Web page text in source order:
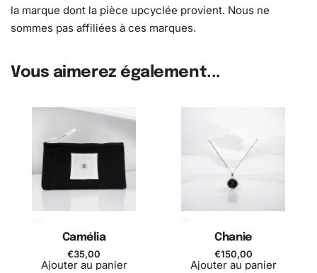
la marque dont la pièce upcyclée provient. Nous ne
sommes pas affiliées à ces marques.
Vous aimerez également...
Camélia
€35,00
Ajouter au panier
Chanie
€150,00
Ajouter au panier